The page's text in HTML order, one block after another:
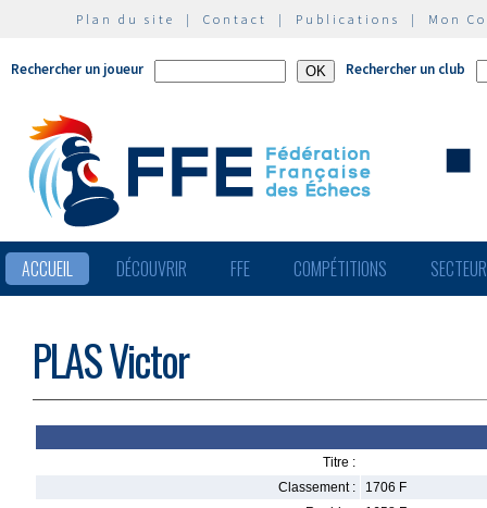
Plan du site | Contact | Publications | Mon
Rechercher un joueur Rechercher un club
ACCUEIL DÉCOUVRIR FFE COMPÉTITIONS
PLAS Victor
Titre :
Classement :
1706 F